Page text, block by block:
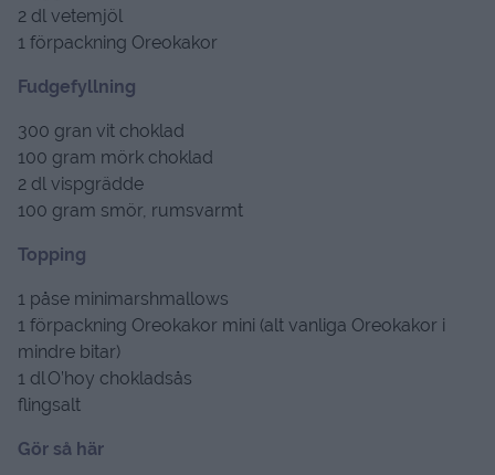
2 dl vetemjöl
1 förpackning Oreokakor
Fudgefyllning
300 gran vit choklad
100 gram mörk choklad
2 dl vispgrädde
100 gram smör, rumsvarmt
Topping
1 påse minimarshmallows
1 förpackning Oreokakor mini (alt vanliga Oreokakor i
mindre bitar)
1 dl O’hoy chokladsås
flingsalt
Gör så här